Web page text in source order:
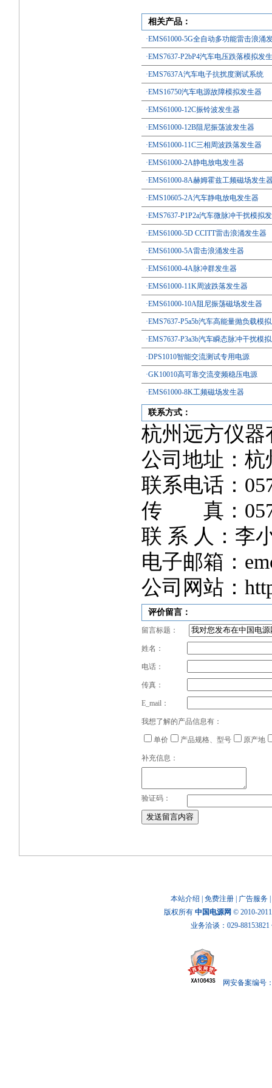
相关产品：
·EMS61000-5G全自动多功能雷击浪涌
·EMS7637-P2bP4汽车电压跌落模拟发
·EMS7637A汽车电子抗扰度测试系统
·EMS16750汽车电源故障模拟发生器
·EMS61000-12C振铃波发生器
·EMS61000-12B阻尼振荡波发生器
·EMS61000-11C三相周波跌落发生器
·EMS61000-2A静电放电发生器
·EMS61000-8A赫姆霍兹工频磁场发生
·EMS10605-2A汽车静电放电发生器
·EMS7637-P1P2a汽车微脉冲干扰模拟
·EMS61000-5D CCITT雷击浪涌发生器
·EMS61000-5A雷击浪涌发生器
·EMS61000-4A脉冲群发生器
·EMS61000-11K周波跌落发生器
·EMS61000-10A阻尼振荡磁场发生器
·EMS7637-P5a5b汽车高能量抛负载模
·EMS7637-P3a3b汽车瞬态脉冲干扰模
·DPS1010智能交流测试专用电源
·GK10010高可靠交流变频稳压电源
·EMS61000-8K工频磁场发生器
联系方式：
杭州远方仪器
公司地址：杭
联系电话：
传 真：
联 系 人：李
电子邮箱：
公司网站：
评价留言：
留言标题：
姓名：
电话：
传真：
E_mail：
我想了解的产品信息有：
单价 产品规格、型号 原产地
补充信息：
验证码：
本站介绍 免费注册 广告服务
版权所有 中国电源网 © 2010-
业务洽谈：029-
网安备案编号